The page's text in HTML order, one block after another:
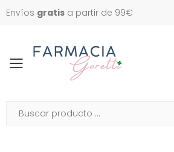
Envíos gratis a partir de 99€
Toggle